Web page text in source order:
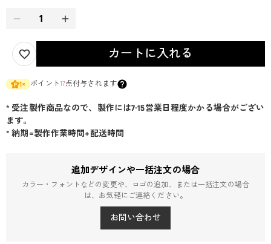
カートに入れる
1× ポイント17点付与されます
* 受注製作商品なので、製作には7-15営業日程度かかる場合がござい
ます。
* 納期=製作作業時間+配送時間
追加デザインや一括注文の場合
カラー・フォントなどの変更や、ロゴの追加、または一括注文の場合
は、お気軽にご連絡ください。
お問い合わせ